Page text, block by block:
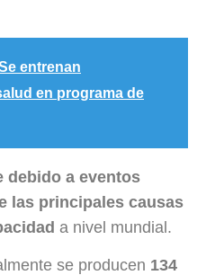
entrenan
en programa de
debido a eventos
las principales causas
a nivel mundial.
se producen 134